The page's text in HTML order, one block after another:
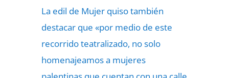
La edil de Mujer quiso también
destacar que «por medio de este
recorrido teatralizado, no solo
homenajeamos a mujeres